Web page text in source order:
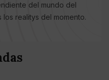
del mundo del
realitys del momento.